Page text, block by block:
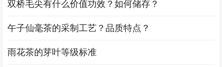
双桥毛尖有什么价值功效？如何储存？
午子仙毫茶的采制工艺？品质特点？
雨花茶的芽叶等级标准